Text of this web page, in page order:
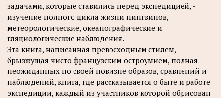
задачами, которые ставились перед экспедицией, -
изучение полного цикла жизни пингвинов,
метеорологические, океанографические и
гляциологические наблюдения.
Эта книга, написанная превосходным стилем,
брызжущая чисто французским остроумием, полная
неожиданных по своей новизне образов, сравнений и
наблюдений, книга, где рассказывается о быте и работе
экспедиции, каждый из участников которой обрисован